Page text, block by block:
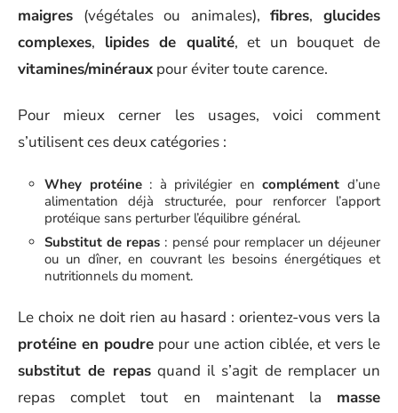
maigres (végétales ou animales),fibres,glucides
complexes, lipides de qualité, et un bouquet de
vitamines/minéraux pour éviter toute carence.
Pour mieux cerner les usages, voici comment
s’utilisent ces deux catégories :
Whey protéine: à privilégier encomplément d’une
alimentation déjà structurée, pour renforcer l’apport
protéique sans perturber l’équilibre général.
Substitut de repas : pensé pour remplacer un déjeuner
ou un dîner, en couvrant les besoins énergétiques et
nutritionnels du moment.
Le choix ne doit rien au hasard : orientez-vous vers la
protéine en poudre pour une action ciblée, et vers le
substitut de repasquand il s’agit de remplacer un
repas complet tout en maintenant la masse